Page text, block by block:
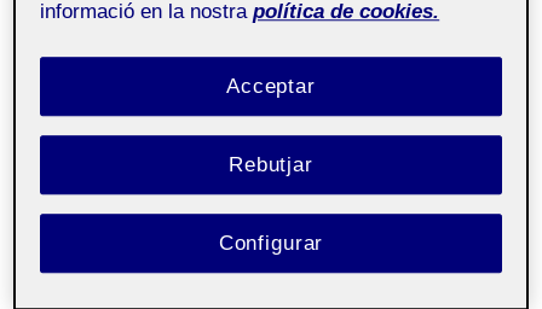
Anna Albert Planell
Durant anys, la transformació digital de les organitzacions s’ha
informació en la nostra política de cookies.
Rebutjar
Acceptar
Configurar